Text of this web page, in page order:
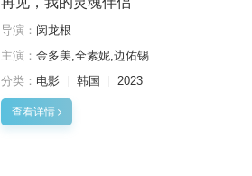
导演： 闵龙根
主演： 金多美,全素妮,边佑锡
分类： 电影 韩国 2023
查看详情